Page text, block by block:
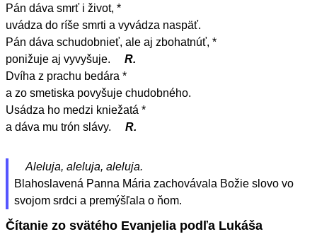
Pán dáva smrť i život, *
uvádza do ríše smrti a vyvádza naspäť.
Pán dáva schudobnieť, ale aj zbohatnúť, *
ponižuje aj vyvyšuje.
R.
Dvíha z prachu bedára *
a zo smetiska povyšuje chudobného.
Usádza ho medzi kniežatá *
a dáva mu trón slávy.
R.
Aleluja, aleluja, aleluja.
Blahoslavená Panna Mária zachovávala Božie slovo vo
svojom srdci a premýšľala o ňom.
Čítanie zo svätého Evanjelia podľa Lukáša